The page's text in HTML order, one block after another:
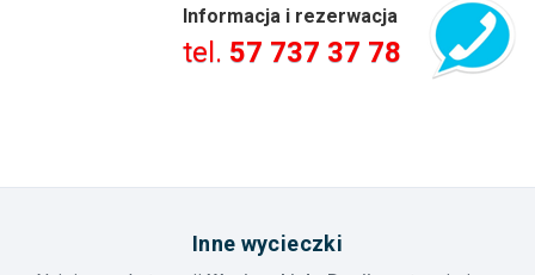
Informacja i rezerwacja
tel. 57 737 37 78
Inne wycieczki